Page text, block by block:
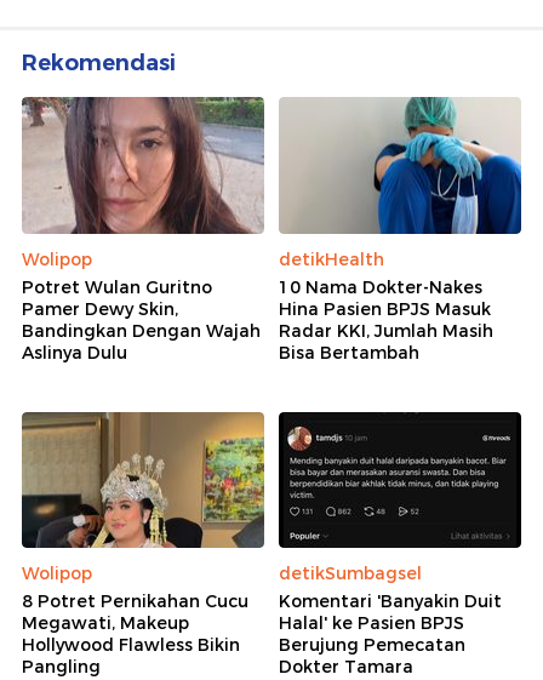
Rekomendasi
Wolipop
Potret Wulan Guritno
Pamer Dewy Skin,
Bandingkan Dengan Wajah
Aslinya Dulu
detikHealth
10 Nama Dokter-Nakes
Hina Pasien BPJS Masuk
Radar KKI, Jumlah Masih
Bisa Bertambah
Wolipop
8 Potret Pernikahan Cucu
Megawati, Makeup
Hollywood Flawless Bikin
Pangling
detikSumbagsel
Komentari 'Banyakin Duit
Halal' ke Pasien BPJS
Berujung Pemecatan
Dokter Tamara